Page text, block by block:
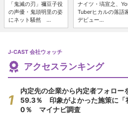
「鬼滅の刃」禰豆子役
の声優・鬼頭明里の姿
にネット騒然 ...
ナイツ・塙宣之、
Tuberヒカルの落語
デビュー...
J-CAST 会社ウォッチ
アクセスランキング
内定先の企業から内定者フォロー
59.3％ 印象がよかった施策に「
0％ マイナビ調査